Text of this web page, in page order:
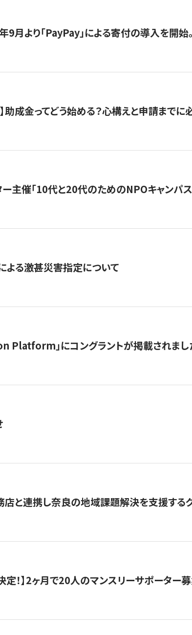
9月より「PayPay」による寄付の導入を開始
助成金ってどう始める？心構えと申請まで
主催「10代と20代のためのNPOキャンパ
よる激甚災害指定について
Platform」にコングラントが掲載されまし
店と連携し奈良の地域課題解決を支援する
定！】2ヶ月で20人のマンスリーサポーター